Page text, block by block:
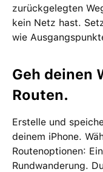
zurückgelegten
kein Netz hast.
wie
Geh deinen
Routen.
Erstelle und
deinem iPhone.
Routenoptionen:
Rundwanderung.